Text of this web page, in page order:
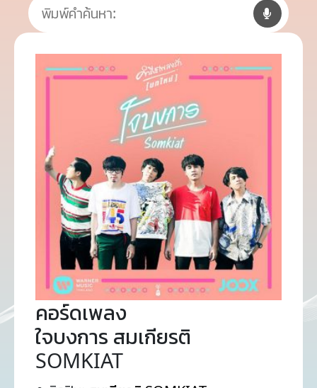
คอร์ดเพลง
ใจบงการ สมเกียรติ
SOMKIAT